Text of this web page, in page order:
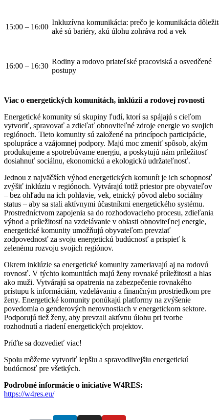
15:00 – 16:00
Inkluzívna komunikácia: prečo je komunikácia
aké sú bariéry, akú úlohu zohráva rod a vek
16:00 – 16:30
Rodiny a rodovo priateľské pracoviská a osvedčené
postupy
Viac o energetických komunitách, inklúzii a rodovej rovnosti
Energetické komunity sú skupiny ľudí, ktorí sa spájajú s cieľom
vytvoriť, spravovať a zdieľať obnoviteľné zdroje energie vo svojich
regiónoch. Tieto komunity sú založené na princípoch participácie,
spolupráce a vzájomnej podpory. Majú moc zmeniť spôsob, akým
produkujeme a spotrebúvame energiu, a poskytujú nám príležitosť
dosiahnuť sociálnu, ekonomickú a ekologickú udržateľnosť.
Jednou z najväčších výhod energetických komunít je ich schopnosť
zvýšiť inklúziu v regiónoch. Vytvárajú totiž priestor pre obyvateľov
– bez ohľadu na ich pohlavie, vek, etnický pôvod alebo sociálny
status – aby sa stali aktívnymi účastníkmi energetického systému.
Prostredníctvom zapojenia sa do rozhodovacieho procesu, zdieľania
výhod a príležitostí na vzdelávanie v oblasti obnoviteľnej energie,
energetické komunity umožňujú obyvateľom prevziať
zodpovednosť za svoju energetickú budúcnosť a prispieť k
zelenému rozvoju svojich regiónov.
Okrem inklúzie sa energetické komunity zameriavajú aj na rodovú
rovnosť. V týchto komunitách majú ženy rovnaké príležitosti a hlas
ako muži. Vytvárajú sa opatrenia na zabezpečenie rovnakého
prístupu k informáciám, vzdelávaniu a finančným prostriedkom pre
ženy. Energetické komunity ponúkajú platformy na zvýšenie
povedomia o genderových nerovnostiach v energetickom sektore.
Podporujú tiež ženy, aby prevzali aktívnu úlohu pri tvorbe
rozhodnutí a riadení energetických projektov.
Príďte sa dozvedieť viac!
Spolu môžeme vytvoriť lepšiu a spravodlivejšiu energetickú
budúcnosť pre všetkých.
Podrobné informácie o iniciatíve W4RES:
https://w4res.eu/